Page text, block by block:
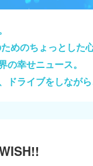
めのちょっとし
幸せニュース。
ドライブをしなが